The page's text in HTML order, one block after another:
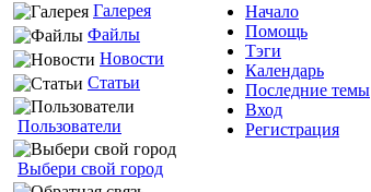
Галерея
Файлы
Новости
Статьи
Пользователи
Выбери свой город
Начало
Помощь
Тэги
Календарь
Последние темы
Вход
Регистрация